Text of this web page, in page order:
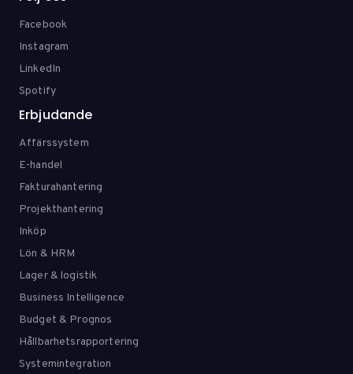
Facebook
Instagram
LinkedIn
Spotify
Erbjudande
Affärssystem
E-handel
Fakturahantering
Projekthantering
Inköp
Lön & HRM
Lager & logistik
Business Intelligence
Budget & Prognos
Hållbarhetsrapportering
Systemintegration